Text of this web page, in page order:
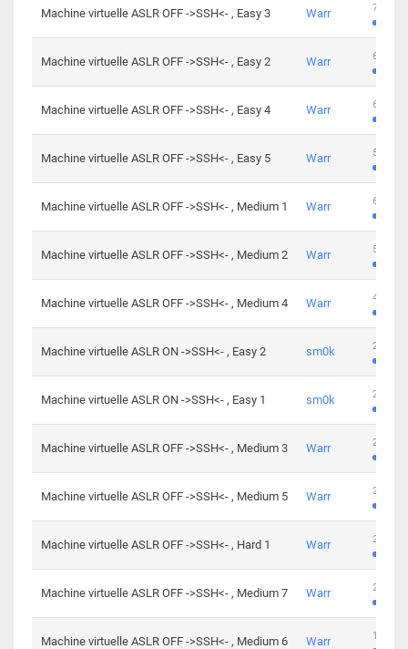
Machine virtuelle ASLR OFF ->SSH<- , Easy 3 Warr 746
Machine virtuelle ASLR OFF ->SSH<- , Easy 2 Warr 681
Machine virtuelle ASLR OFF ->SSH<- , Easy 4 Warr 645
Machine virtuelle ASLR OFF ->SSH<- , Easy 5 Warr 561
Machine virtuelle ASLR OFF ->SSH<- , Medium 1 Warr 605
Machine virtuelle ASLR OFF ->SSH<- , Medium 2 Warr 509
Machine virtuelle ASLR OFF ->SSH<- , Medium 4 Warr 413
Machine virtuelle ASLR ON ->SSH<- , Easy 2 sm0k 247
Machine virtuelle ASLR ON ->SSH<- , Easy 1 sm0k 219
Machine virtuelle ASLR OFF ->SSH<- , Medium 3 Warr 280
Machine virtuelle ASLR OFF ->SSH<- , Medium 5 Warr 265
Machine virtuelle ASLR OFF ->SSH<- , Hard 1 Warr 224
Machine virtuelle ASLR OFF ->SSH<- , Medium 7 Warr 230
Machine virtuelle ASLR OFF ->SSH<- , Medium 6 Warr 168